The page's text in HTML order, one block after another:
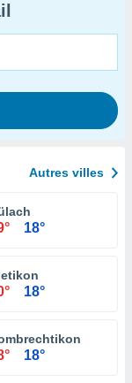
Autres villes
18°
18°
18°